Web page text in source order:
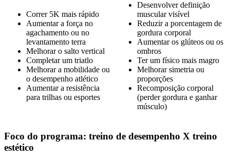
Correr 5K mais rápido
Aumentar a força no
agachamento ou no
levantamento terra
Melhorar o salto vertical
Completar um triatlo
Melhorar a mobilidade ou
o desempenho atlético
Aumentar a resistência
para trilhas ou esportes
Desenvolver definição
muscular visível
Reduzir a porcentagem de
gordura corporal
Aumentar os glúteos ou os
ombros
Ter um físico mais magro
Melhorar simetria ou
proporções
Recomposição corporal
(perder gordura e ganhar
músculo)
Foco do programa: treino de desempenho X treino
estético